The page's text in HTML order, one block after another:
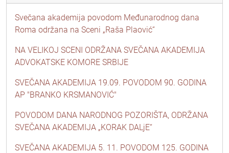
Svečana akademija povodom Međunarodnog dana
Roma održana na Sceni „Raša Plaović“
NA VELIKOJ SCENI ODRŽANA SVEČANA AKADEMIJA
ADVOKATSKE KOMORE SRBIJE
SVEČANA AKADEMIJA 19.09. POVODOM 90. GODINA
AP "BRANKO KRSMANOVIĆ"
POVODOM DANA NARODNOG POZORIŠTA, ODRŽANA
SVEČANA AKADEMIJA „KORAK DALjE“
SVEČANA AKADEMIJA 5. 11. POVODOM 125. GODINA